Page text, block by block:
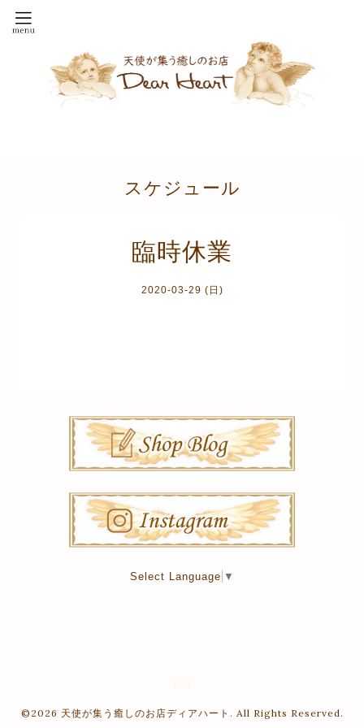
スケジュール
臨時休業
2020-03-29 (日)
Select Language ▼
©2026 天使が集う癒しのお店ディアハート . All Rights Reserved.